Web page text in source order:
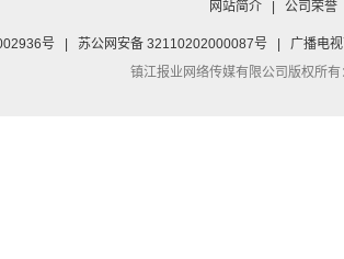
网站简介 公司荣誉
号 苏公网安备 32110202000087号
广播电
镇江报业网络传媒有限公司版权所